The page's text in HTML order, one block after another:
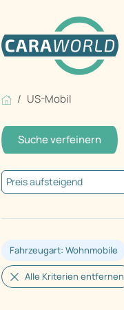
US-Mobil
Suche verfeinern
Fahrzeugart: Wohnmobile
Alle Kriterien entfernen